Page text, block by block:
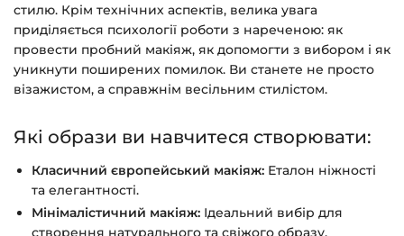
стилю. Крім технічних аспектів, велика увага
приділяється психології роботи з нареченою: як
провести пробний макіяж, як допомогти з вибором і як
уникнути поширених помилок. Ви станете не просто
візажистом, а справжнім весільним стилістом.
Які образи ви навчитеся створювати:
Класичний європейський макіяж: Еталон ніжності
та елегантності.
Мінімалістичний макіяж: Ідеальний вибір для
створення натурального та свіжого образу.